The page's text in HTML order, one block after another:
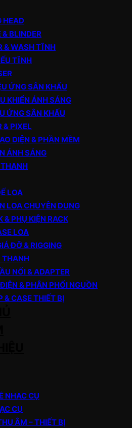
HEAD
& BLINDER
& WASH TĨNH
TĨNH
ỨNG SÂN KHẤU
KHIỂN ÁNH SÁNG
ỨNG SÂN KHẤU
& PIXEL
DIỆN & PHẦN MỀM
ÁNH SÁNG
LOA
LOA CHUYÊN DỤNG
& PHỤ KIỆN RACK
LOA
ĐỠ & RIGGING
THANH
NỐI & ADAPTER
& PHÂN PHỐI NGUỒN
& CASE THIẾT BỊ
NHẠC CỤ
CỤ
ÂM – THIẾT BỊ